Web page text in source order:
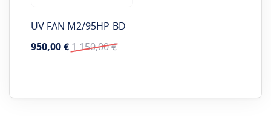
UV FAN M2/95HP-BD
Цена
950,00 € Обычная
1 150,00 €